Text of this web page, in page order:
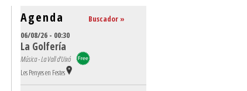
Agenda
Buscador »
06/08/26 - 00:30
La Golfería
Música - La Vall d'Uixó
Les Penyes en Festes